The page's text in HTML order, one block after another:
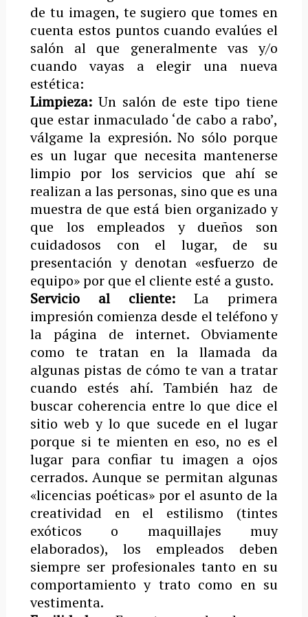
de tu imagen, te sugiero que tomes en
cuenta estos puntos cuando evalúes el
salón al que generalmente vas y/o
cuando vayas a elegir una nueva
estética:
Limpieza:Un salón de este tipo tiene
que estar inmaculado ‘de cabo a rabo’,
válgame la expresión. No sólo porque
es un lugar que necesita mantenerse
limpio por los servicios que ahí se
realizan a las personas, sino que es una
muestra de que está bien organizado y
que los empleados y dueños son
cuidadosos con el lugar, de su
presentación y denotan «esfuerzo de
equipo» por que el cliente esté a gusto.
Servicio al cliente: La primera
impresión comienza desde el teléfono y
la página de internet. Obviamente
como te tratan en la llamada da
algunas pistas de cómo te van a tratar
cuando estés ahí. También haz de
buscar coherencia entre lo que dice el
sitio web y lo que sucede en el lugar
porque si te mienten en eso, no es el
lugar para confiar tu imagen a ojos
cerrados. Aunque se permitan algunas
«licencias poéticas» por el asunto de la
creatividad en el estilismo (tintes
exóticos o maquillajes muy
elaborados), los empleados deben
siempre ser profesionales tanto en su
comportamiento y trato como en su
vestimenta.